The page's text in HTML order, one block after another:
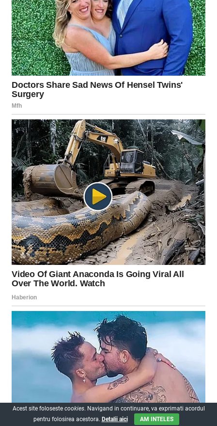
Acest site foloseste cookies. Navigand in continuare, va exprimati acordul
pentru folosirea acestora. Detalii aici AM INTELES